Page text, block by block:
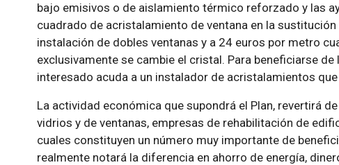
bajo emisivos o de aislamiento térmico reforzado y las
cuadrado de acristalamiento de ventana en la
instalación de dobles ventanas y a 24 euros por metro
exclusivamente se cambie el cristal. Para beneficiarse
interesado acuda a un instalador de acristalamientos que
La actividad económica que supondrá el Plan, revertirá
vidrios y de ventanas, empresas de rehabilitación de
cuales constituyen un número muy importante de
realmente notará la diferencia en ahorro de energía,